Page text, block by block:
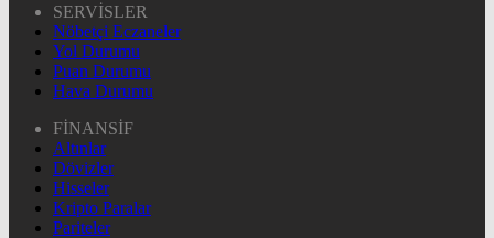
SERVİSLER
Nöbetçi Eczaneler
Yol Durumu
Puan Durumu
Hava Durumu
FİNANSİF
Altınlar
Dövizler
Hisseler
Kripto Paralar
Pariteler